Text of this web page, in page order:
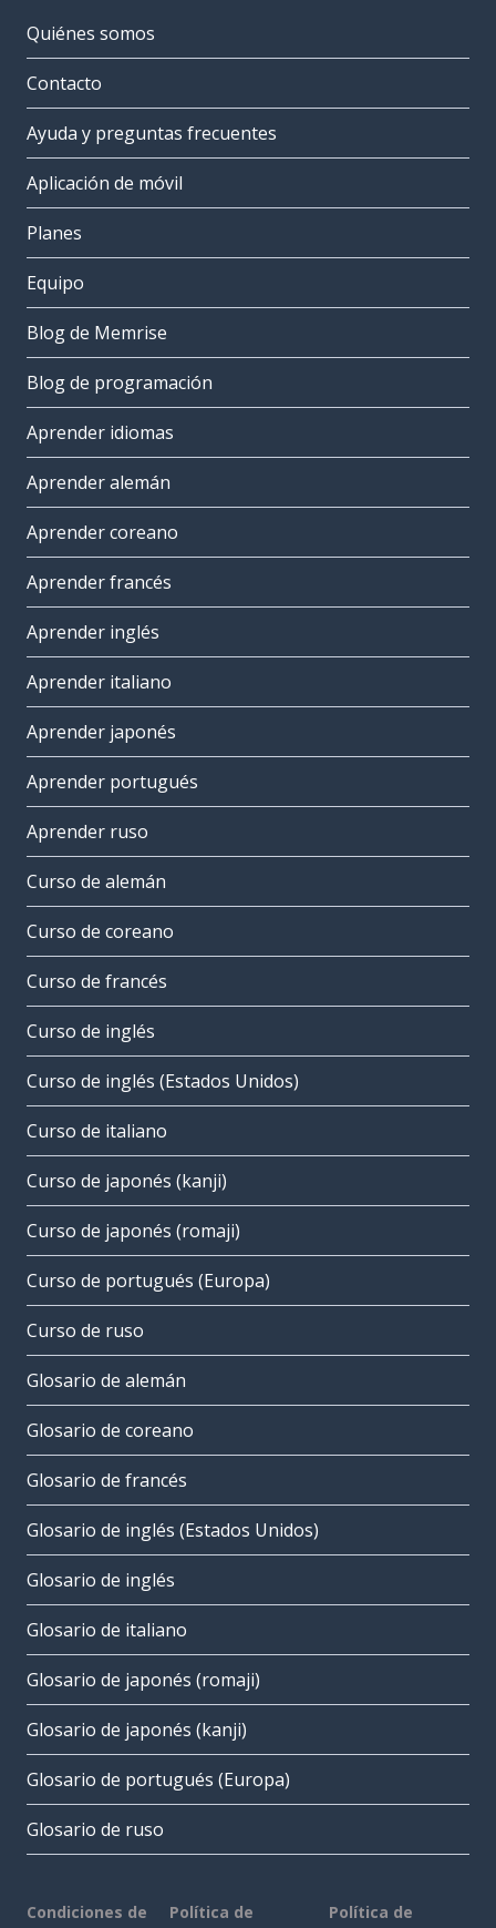
Quiénes somos
Contacto
Ayuda y preguntas frecuentes
Aplicación de móvil
Planes
Equipo
Blog de Memrise
Blog de programación
Aprender idiomas
Aprender alemán
Aprender coreano
Aprender francés
Aprender inglés
Aprender italiano
Aprender japonés
Aprender portugués
Aprender ruso
Curso de alemán
Curso de coreano
Curso de francés
Curso de inglés
Curso de inglés (Estados Unidos)
Curso de italiano
Curso de japonés (kanji)
Curso de japonés (romaji)
Curso de portugués (Europa)
Curso de ruso
Glosario de alemán
Glosario de coreano
Glosario de francés
Glosario de inglés (Estados Unidos)
Glosario de inglés
Glosario de italiano
Glosario de japonés (romaji)
Glosario de japonés (kanji)
Glosario de portugués (Europa)
Glosario de ruso
Condiciones de
Política de
Política de